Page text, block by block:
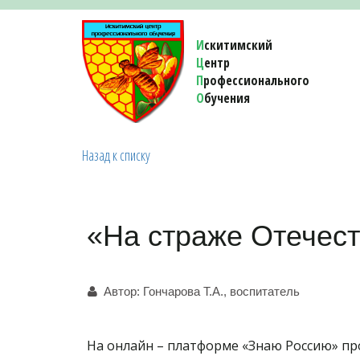
Искитимский
Центр
Профессионального
Обучения
Назад к списку
«На страже
Автор: Гончарова Т.А., воспитатель
На онлайн – платформе «Знаю Россию»